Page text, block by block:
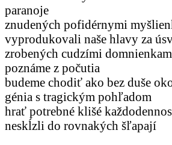
paranoje
znudených pofidérnymi
vyprodukovali naše hlavy za
zrobených cudzími
poznáme z počutia
budeme chodiť ako bez duše
génia s tragickým pohľadom
hrať potrebné klišé
neskĺzli do rovnakých šľapají